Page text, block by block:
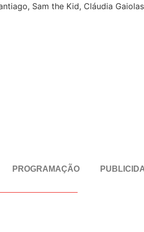
Sam the Kid, Cláudia
PROGRAMAÇÃO